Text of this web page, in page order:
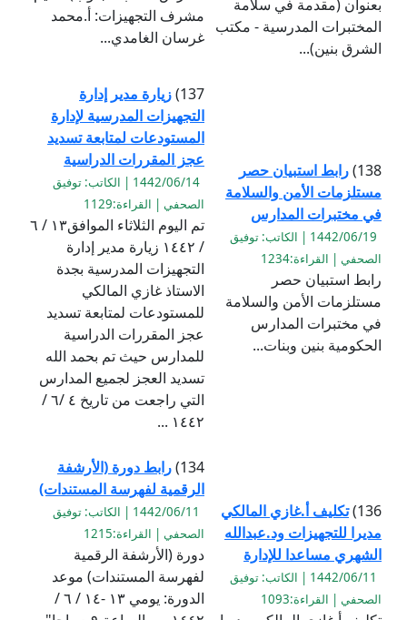
بعنوان (مقدمة في سلامة
المختبرات المدرسية - مكتب
الشرق بنين)...
مشرف التجهيزات: أ.محمد
غرسان الغامدي...
138) رابط استبيان حصر
مستلزمات الأمن والسلامة
في مختبرات المدارس
1442/06/19 | الكاتب: توفيق
الصحفي | القراءة:1234
رابط استبيان حصر
مستلزمات الأمن والسلامة
في مختبرات المدارس
الحكومية بنين وبنات...
137) زيارة مدير إدارة
التجهيزات المدرسية لإدارة
المستودعات لمتابعة تسديد
عجز المقررات الدراسية
1442/06/14 | الكاتب: توفيق
الصحفي | القراءة:1129
تم اليوم الثلاثاء الموافق١٣ / ٦
/ ١٤٤٢ زيارة مدير إدارة
التجهيزات المدرسية بجدة
الاستاذ غازي المالكي
للمستودعات لمتابعة تسديد
عجز المقررات الدراسية
للمدارس حيث تم بحمد الله
تسديد العجز لجميع المدارس
التي راجعت من تاريخ ٤ /٦ /
١٤٤٢ ...
136) تكليف أ.غازي المالكي
مديرا للتجهيزات ود.عبدالله
الشهري مساعدا للإدارة
1442/06/11 | الكاتب: توفيق
الصحفي | القراءة:1093
134) رابط دورة (الأرشفة
الرقمية لفهرسة المستندات)
1442/06/11 | الكاتب: توفيق
الصحفي | القراءة:1215
دورة (الأرشفة الرقمية
لفهرسة المستندات) موعد
الدورة: يومي ١٣ -١٤ / ٦ /